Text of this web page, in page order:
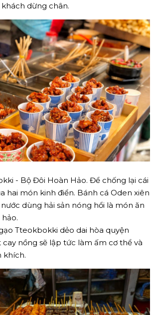
dừng chân.
- Bộ Đôi Hoàn Hảo. Để chống lại cái
hai món kinh điển. Bánh cá Oden xiên
dùng hải sản nóng hổi là món ăn
Tteokbokki dẻo dai hòa quyện
nồng sẽ lập tức làm ấm cơ thể và
khích.